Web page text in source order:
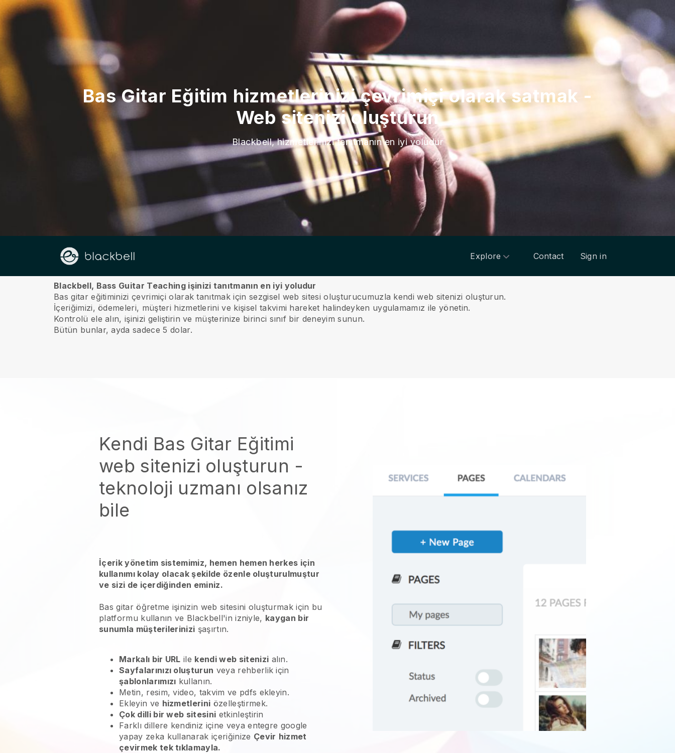
Bas Gitar Eğitim hizmetlerinizi çevrimiçi olarak satmak -
Web sitenizi oluşturun
Blackbell, hizmetlerinizi tanıtmanın en iyi yoludur
Explore Contact Sign in
hakkında
Blackbell, Bass Guitar Teaching işinizi tanıtmanın en iyi yoludur
Bas gitar eğitiminizi çevrimiçi olarak tanıtmak için sezgisel web sitesi oluşturucumuzla kendi web sitenizi oluşturun.
İçeriğimizi, ödemeleri, müşteri hizmetlerini ve kişisel takvimi hareket halindeyken uygulamamız ile yönetin.
Kontrolü ele alın, işinizi geliştirin ve müşterinize birinci sınıf bir deneyim sunun.
Bütün bunlar, ayda sadece 5 dolar.
Kendi Bas Gitar Eğitimi
web sitenizi oluşturun -
teknoloji uzmanı olsanız
bile
İçerik yönetim sistemimiz, hemen hemen herkes için
kullanımı kolay olacak şekilde özenle oluşturulmuştur
ve sizi de içerdiğinden eminiz.
Bas gitar öğretme işinizin web sitesini oluşturmak için bu
platformu kullanın ve Blackbell'in izniyle, kaygan bir
sunumla müşterilerinizi şaşırtın.
Markalı bir URL ile kendi web sitenizi alın.
Sayfalarınızı oluşturun veya rehberlik için
şablonlarımızı kullanın.
Metin, resim, video, takvim ve pdfs ekleyin.
Ekleyin ve hizmetlerini özelleştirmek.
Çok dilli bir web sitesini etkinleştirin
Farklı dillere kendiniz içine veya entegre google
yapay zeka kullanarak içeriğinize Çevir hizmet
çevirmek tek tıklamayla.